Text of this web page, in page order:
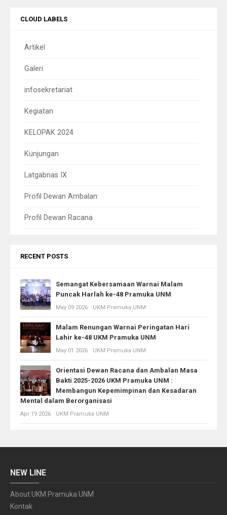
CLOUD LABELS
Artikel
Galeri
infosekretariat
Kegiatan
KELOPAK 2024
Kunjungan
Latgabnas IX
Profil Dewan Ambalan
Profil Dewan Racana
RECENT POSTS
Semangat Kebersamaan Warnai Malam
Puncak Harlah ke-48 Pramuka UNM
May 09 2026 UKM Pramuka UNM
Malam Renungan Warnai Peringatan Hari
Lahir ke-48 UKM Pramuka UNM
May 01 2026 UKM Pramuka UNM
Orientasi Dewan Racana dan Ambalan Masa
Bakti 2025-2026 UKM Pramuka UNM :
Membangun Kepemimpinan dan Kesadaran
Mental dalam Berorganisasi
Apr 19 2026 UKM Pramuka UNM
NEW LINE
About UKM Pramuka UNM
Kontak